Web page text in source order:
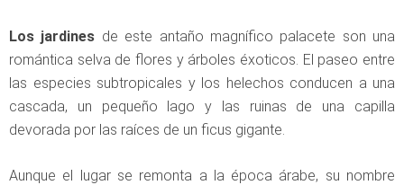
Los jardines de este antaño magnífico palacete son una
romántica selva de flores y árboles éxoticos. El paseo entre
las especies subtropicales y los helechos conducen a una
cascada, un pequeño lago y las ruinas de una capilla
devorada por las raíces de un ficus gigante.
Aunque el lugar se remonta a la época árabe, su nombre